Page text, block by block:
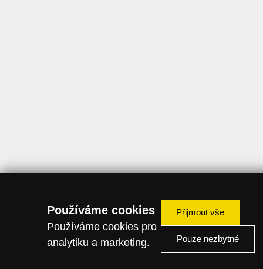
Používáme cookies
Používáme cookies pro
analytiku a marketing.
Přijmout vše
Pouze nezbytné